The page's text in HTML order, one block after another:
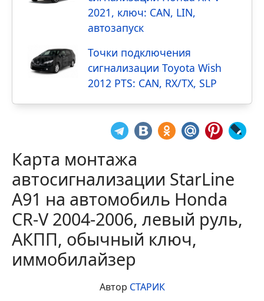
2021, ключ: CAN, LIN,
автозапуск
Точки подключения
сигнализации Toyota Wish
2012 PTS: CAN, RX/TX, SLP
Карта монтажа
автосигнализации StarLine
А91 на автомобиль Honda
CR-V 2004-2006, левый руль,
АКПП, обычный ключ,
иммобилайзер
Автор СТАРИК